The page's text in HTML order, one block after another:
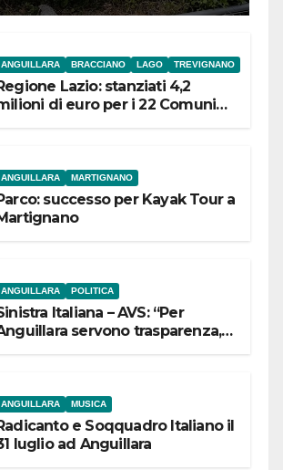
ANGUILLARA BRACCIANO LAGO TREVIGNANO
Lazio: stanziati 4,2
di euro per i 22 Comuni
ANGUILLARA MARTIGNANO
successo per Kayak Tour a
ANGUILLARA POLITICA
Italiana – AVS: “Per
servono trasparenza,
ANGUILLARA MUSICA
e Soqquadro Italiano il
luglio ad Anguillara